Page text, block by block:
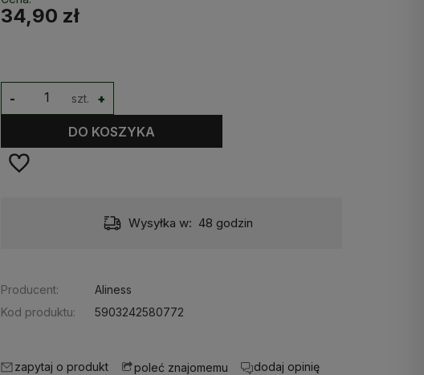
34,90 zł
szt. +
-
DO KOSZYKA
Wysyłka w: 48 godzin
Producent:
Aliness
Kod produktu:
5903242580772
zapytaj o produkt poleć znajomemu dodaj opinię